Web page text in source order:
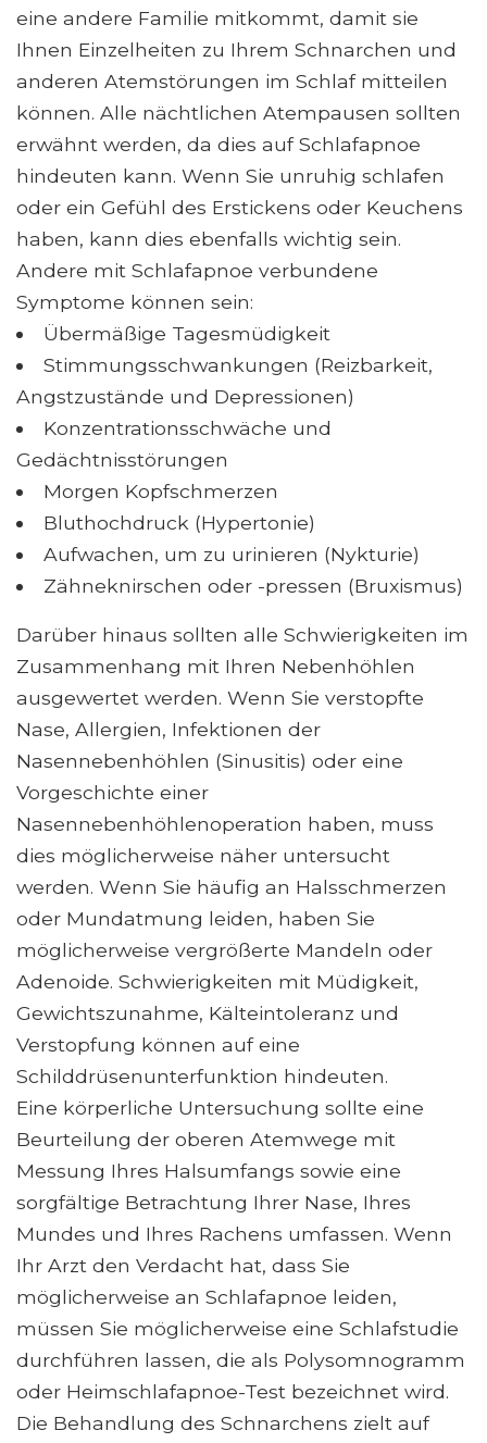
eine andere Familie mitkommt, damit sie
Ihnen Einzelheiten zu Ihrem Schnarchen und
anderen Atemstörungen im Schlaf mitteilen
können. Alle nächtlichen Atempausen sollten
erwähnt werden, da dies auf Schlafapnoe
hindeuten kann. Wenn Sie unruhig schlafen
oder ein Gefühl des Erstickens oder Keuchens
haben, kann dies ebenfalls wichtig sein.
Andere mit Schlafapnoe verbundene
Symptome können sein:
Übermäßige Tagesmüdigkeit
Stimmungsschwankungen (Reizbarkeit,
Angstzustände und Depressionen)
Konzentrationsschwäche und
Gedächtnisstörungen
Morgen Kopfschmerzen
Bluthochdruck (Hypertonie)
Aufwachen, um zu urinieren (Nykturie)
Zähneknirschen oder -pressen (Bruxismus)
Darüber hinaus sollten alle Schwierigkeiten im
Zusammenhang mit Ihren Nebenhöhlen
ausgewertet werden. Wenn Sie verstopfte
Nase, Allergien, Infektionen der
Nasennebenhöhlen (Sinusitis) oder eine
Vorgeschichte einer
Nasennebenhöhlenoperation haben, muss
dies möglicherweise näher untersucht
werden. Wenn Sie häufig an Halsschmerzen
oder Mundatmung leiden, haben Sie
möglicherweise vergrößerte Mandeln oder
Adenoide. Schwierigkeiten mit Müdigkeit,
Gewichtszunahme, Kälteintoleranz und
Verstopfung können auf eine
Schilddrüsenunterfunktion hindeuten.
Eine körperliche Untersuchung sollte eine
Beurteilung der oberen Atemwege mit
Messung Ihres Halsumfangs sowie eine
sorgfältige Betrachtung Ihrer Nase, Ihres
Mundes und Ihres Rachens umfassen. Wenn
Ihr Arzt den Verdacht hat, dass Sie
möglicherweise an Schlafapnoe leiden,
müssen Sie möglicherweise eine Schlafstudie
durchführen lassen, die als Polysomnogramm
oder Heimschlafapnoe-Test bezeichnet wird.
Die Behandlung des Schnarchens zielt auf